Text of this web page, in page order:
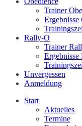
Trainer
Ergebnisse
Rally-O
Trainer
Unvergessen
Anmeldung
Start
Aktuelles
Termine